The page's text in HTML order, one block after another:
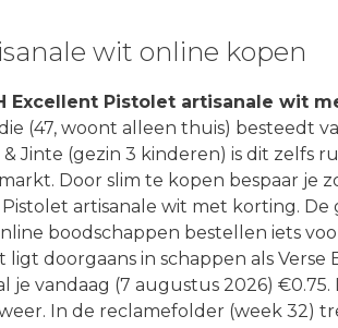
wit online kopen
Excellent Pistolet artisanale wit
(47, woont alleen thuis) besteedt
Jinte (gezin 3 kinderen) is dit zelfs
Door slim te kopen bespaar je
artisanale wit met korting. De
boodschappen bestellen iets
doorgaans in schappen als Verse
je vandaag (7 augustus 2026) €0.75.
In de reclamefolder (week 32)